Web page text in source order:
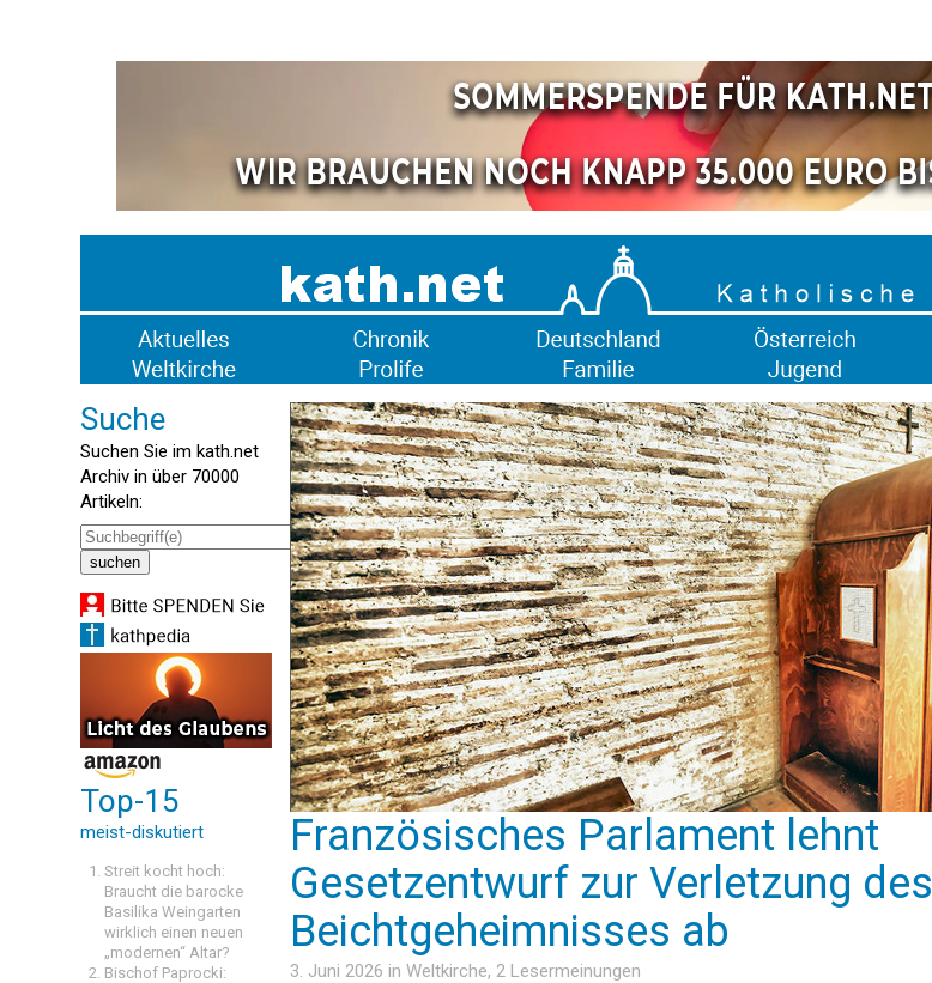
Suche
Suchen Sie im kath.net
Archiv in über 70000
Artikeln:
Top-15
meist-diskutiert
Streit kocht hoch:
Braucht die barocke
Basilika Weingarten
wirklich einen neuen
„modernen“ Altar?
Bischof Paprocki:
Französisches Parlament lehnt
Gesetzentwurf zur Verletzung des
Beichtgeheimnisses ab
3. Juni 2026 in Weltkirche, 2 Lesermeinungen